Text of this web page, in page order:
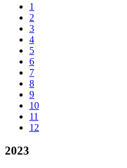
1
2
3
4
5
6
7
8
9
10
11
12
2023